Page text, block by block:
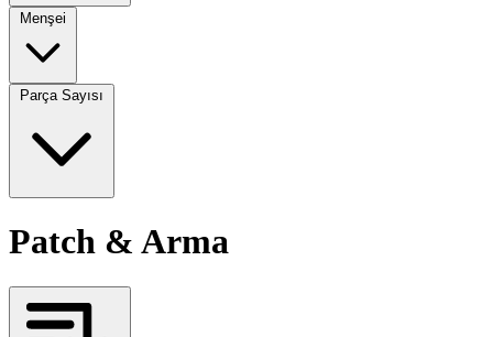
Menşei
Parça Sayısı
Patch & Arma